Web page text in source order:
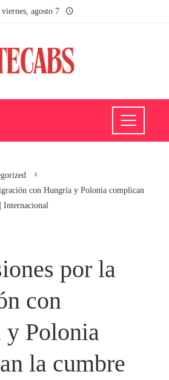
viernes, agosto 7
con Hungría y Polonia complican
Internacional
por la
con
Polonia
la cumbre